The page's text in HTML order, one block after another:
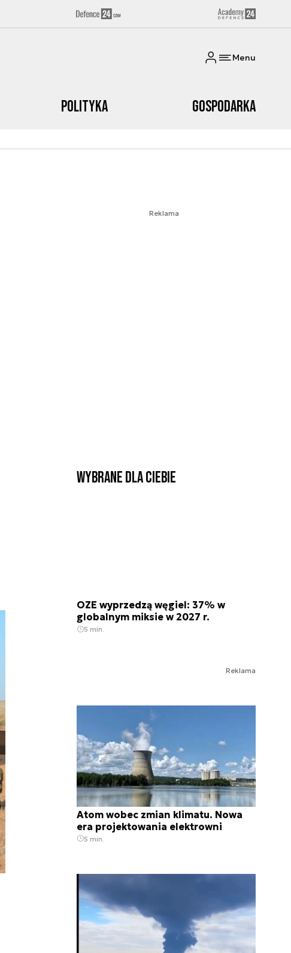
Menu
Polityka Gospodarka
Reklama
Wybrane dla Ciebie
OZE wyprzedzą węgiel: 37% w
globalnym miksie w 2027 r.
5 min.
Reklama
Atom wobec zmian klimatu. Nowa
era projektowania elektrowni
5 min.